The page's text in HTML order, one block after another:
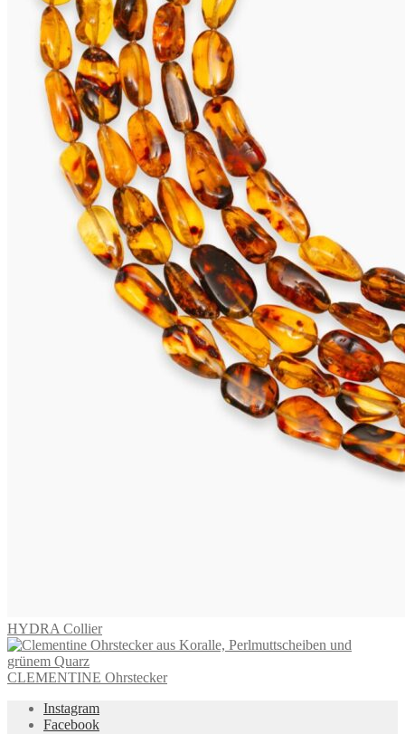
VIVARA Ohrclips
HYDRA Collier
CLEMENTINE Ohrstecker
Instagram
Facebook